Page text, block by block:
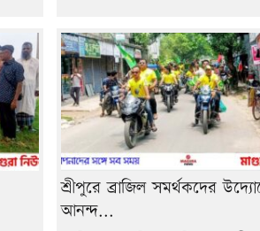
শ্রীপুরে ব্রাজিল সমর্থকদের
আনন্দ...